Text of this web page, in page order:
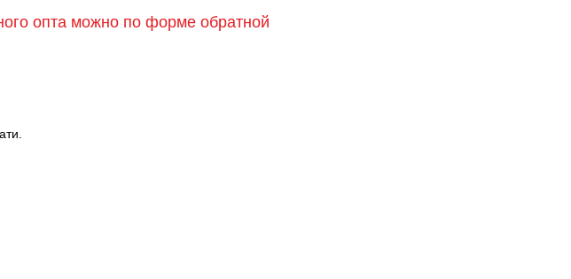
опта можно по форме обратной